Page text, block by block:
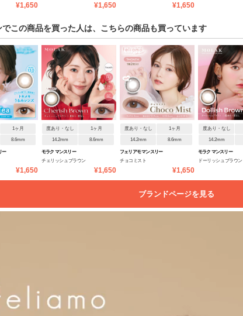
¥1,650 ¥1,650 ¥1,650
でこの商品を買った人は、こちらの商品も買っています
1ヶ月
8.6mm
ー
¥1,650
度あり・なし 1ヶ月
14.2mm 8.6mm
モラク マンスリー
チェリッシュブラウン
¥1,650
度あり・なし 1ヶ月
14.2mm 8.6mm
フェリアモ マンスリー
チョコミスト
¥1,650
度あり・なし
14.2mm
モラク マンスリー
ドーリッシュブラウン
ブランドページを見る